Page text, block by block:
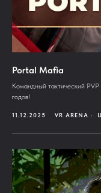
Portal Mafia
Командный тактический
годов!
11.12.2025 VR ARENA